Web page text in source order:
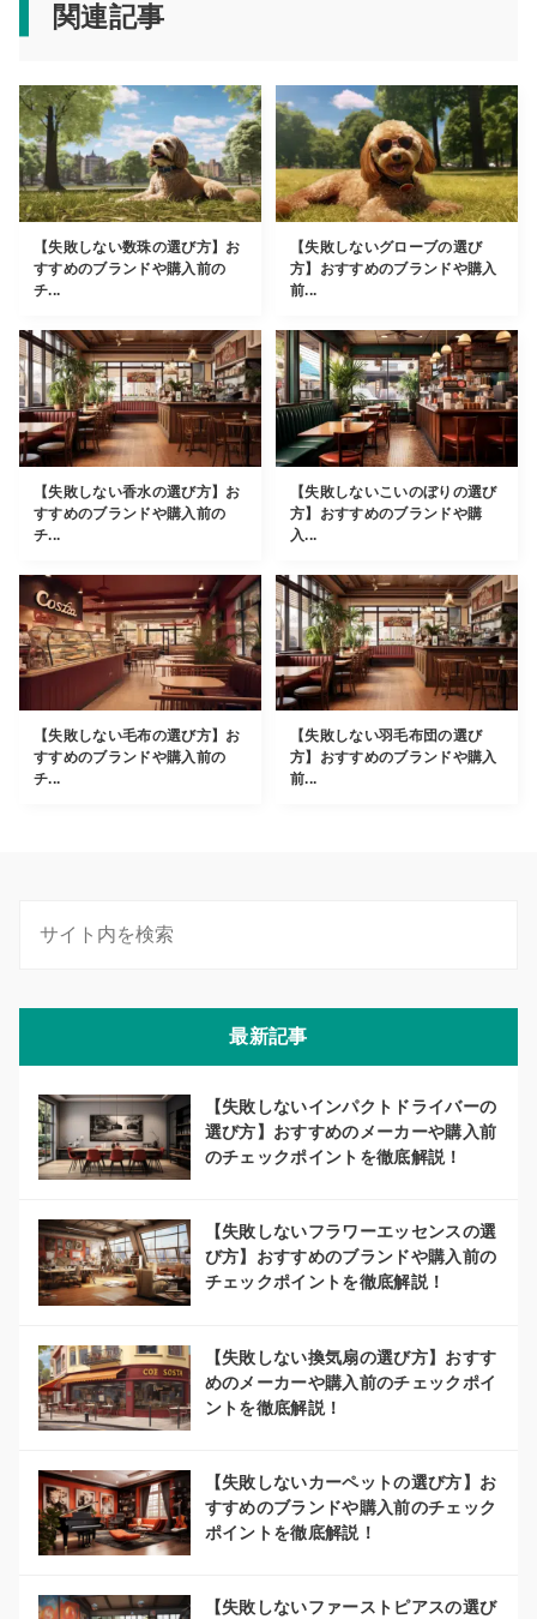
関連記事
【失敗しない数珠の選び方】お
すすめのブランドや購入前の
チ...
【失敗しないグローブの選び
方】おすすめのブランドや購入
前...
【失敗しない香水の選び方】お
すすめのブランドや購入前の
チ...
【失敗しないこいのぼりの選び
方】おすすめのブランドや購
入...
【失敗しない毛布の選び方】お
すすめのブランドや購入前の
チ...
【失敗しない羽毛布団の選び
方】おすすめのブランドや購入
前...
最新記事
【失敗しないインパクトドライバーの
選び方】おすすめのメーカーや購入前
のチェックポイントを徹底解説！
【失敗しないフラワーエッセンスの選
び方】おすすめのブランドや購入前の
チェックポイントを徹底解説！
【失敗しない換気扇の選び方】おすす
めのメーカーや購入前のチェックポイ
ントを徹底解説！
【失敗しないカーペットの選び方】お
すすめのブランドや購入前のチェック
ポイントを徹底解説！
【失敗しないファーストピアスの選び